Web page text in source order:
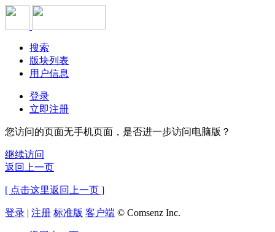
搜索
版块列表
用户信息
登录
立即注册
您访问的页面无手机页面，是否进一步访问电脑版？
继续访问
返回上一页
[ 点击这里返回上一页 ]
登录 | 注册 标准版 客户端 © Comsenz Inc.